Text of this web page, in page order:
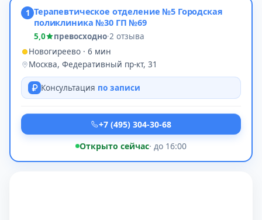
1 Терапевтическое отделение №5 Городская
поликлиника №30 ГП №69
5,0 превосходно·2 отзыва
Новогиреево · 6 мин
Москва, Федеративный пр-кт, 31
Консультация по записи
+7 (495) 304-30-68
Открыто сейчас· до 16:00